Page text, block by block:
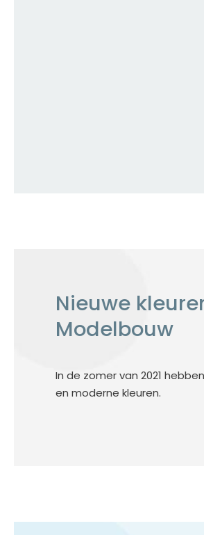
Nieuwe
Modelbouw
In de zomer van 2021
en moderne kleuren.